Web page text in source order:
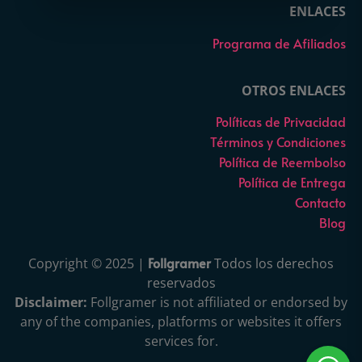
ENLACES
Programa de Afiliados
OTROS ENLACES
Políticas de Privacidad
Términos y Condiciones
Política de Reembolso
Política de Entrega
Contacto
Blog
Copyright © 2025 | FollgramerTodos los derechos
reservados
Disclaimer: Follgramer is not affiliated or endorsed by
any of the companies, platforms or websites it offers
services for.